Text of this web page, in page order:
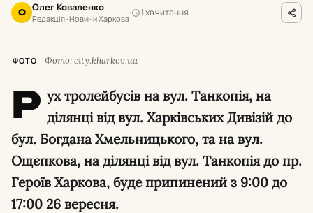
О Олег Коваленко
Редакція · Новини Харкова
1 хв читання
ФОТО Фото: city.kharkov.ua
Р ух тролейбусів на вул. Танкопія, на
ділянці від вул. Харківських Дивізій до
бул. Богдана Хмельницького, та на вул.
Ощєпкова, на ділянці від вул. Танкопія до пр.
Героїв Харкова, буде припинений з 9:00 до
17:00 26 вересня.